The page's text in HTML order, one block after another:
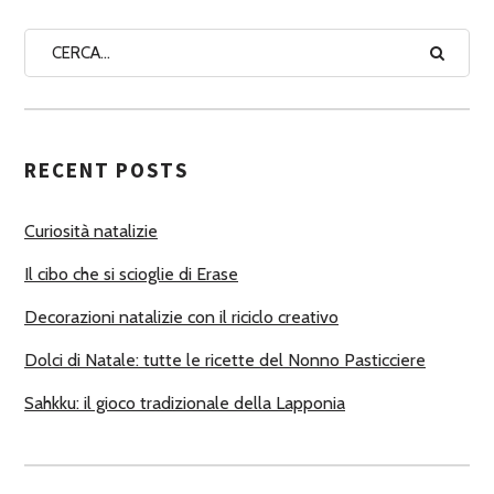
A
U
O
I
RECENT POSTS
Curiosità natalizie
Il cibo che si scioglie di Erase
Decorazioni natalizie con il riciclo creativo
Dolci di Natale: tutte le ricette del Nonno Pasticciere
Sahkku: il gioco tradizionale della Lapponia